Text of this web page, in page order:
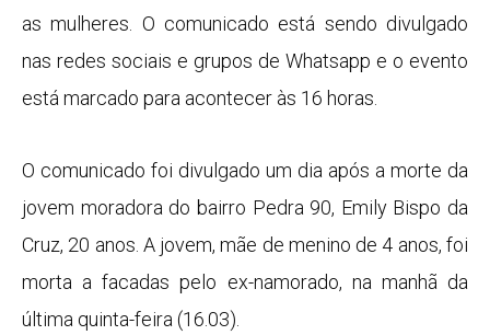
as mulheres. O comunicado está sendo divulgado
nas redes sociais e grupos de Whatsapp e o evento
está marcado para acontecer às 16 horas.
O comunicado foi divulgado um dia após a morte da
jovem moradora do bairro Pedra 90, Emily Bispo da
Cruz, 20 anos. A jovem, mãe de menino de 4 anos, foi
morta a facadas pelo ex-namorado, na manhã da
última quinta-feira (16.03).